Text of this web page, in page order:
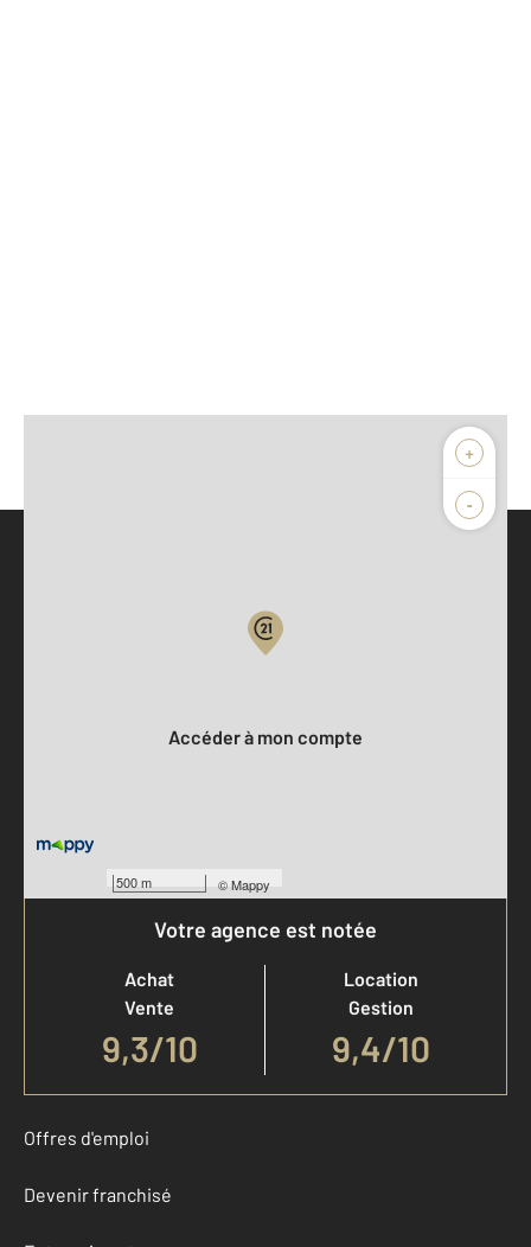
+
-
500 m ©Mappy
Accéder à mon compte
Votre agence est notée
Achat
Vente
9,3/10
Location
Gestion
9,4/10
Offres d'emploi
Devenir franchisé